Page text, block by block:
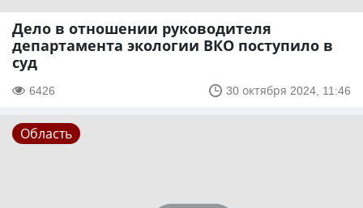
Дело в отношении руководителя
департамента экологии ВКО поступило в
суд
6426 30 октября 2024, 11:46
Область